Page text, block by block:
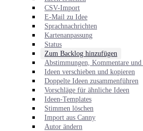
CSV-Import
E-Mail zu Idee
Sprachnachrichten
Kartenanpassung
Status
Zum Backlog hinzufügen
Abstimmungen, Kommentare
Ideen verschieben und kopieren
Doppelte Ideen zusammenführen
Vorschläge für ähnliche Ideen
Ideen-Templates
Stimmen löschen
Import aus Canny
Autor ändern